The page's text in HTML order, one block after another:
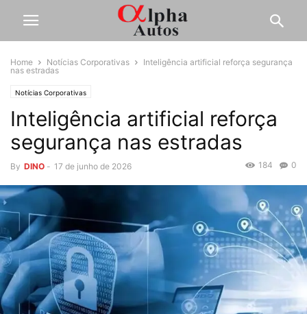
Home Notícias Corporativas
Inteligência artificial reforça segurança
nas estradas
Notícias Corporativas
Inteligência artificial reforça
segurança nas estradas
By DINO - 17 de junho de 2026 0
184